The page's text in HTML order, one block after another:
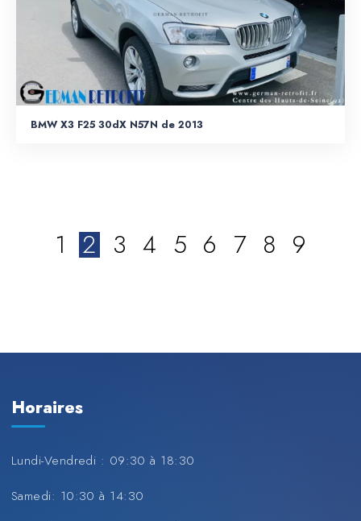
BMW X3 F25 30dX N57N de 2013
1 2 3 4 5 6 7 8 9
Horaires
Lundi-Vendredi : 09:30 à 18:30
Samedi: 10:30 à 14:30